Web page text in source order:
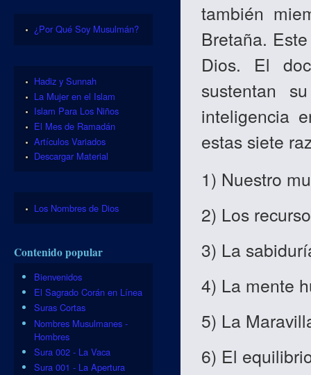
también
Bretaña.
Dios. El
sustentan
inteligencia
estas siete
1) Nuestro
2) Los
3) La
4) La mente
5) La
6) El
¿Por Qué Soy Musulmán?
Hadiz y Sunnah
La Mujer en el Islam
Islam Para Los Niños
El Mes de Ramadán
Artículos Variados
Descargar Material
Los Nombres de Dios
Contenido popular
Bienvenidos
El Sagrado Corán en Línea
Suras Cortas
Nombres Musulmanes -
Hombres
Sura 002 - La Vaca
Sura 001 - La Apertura